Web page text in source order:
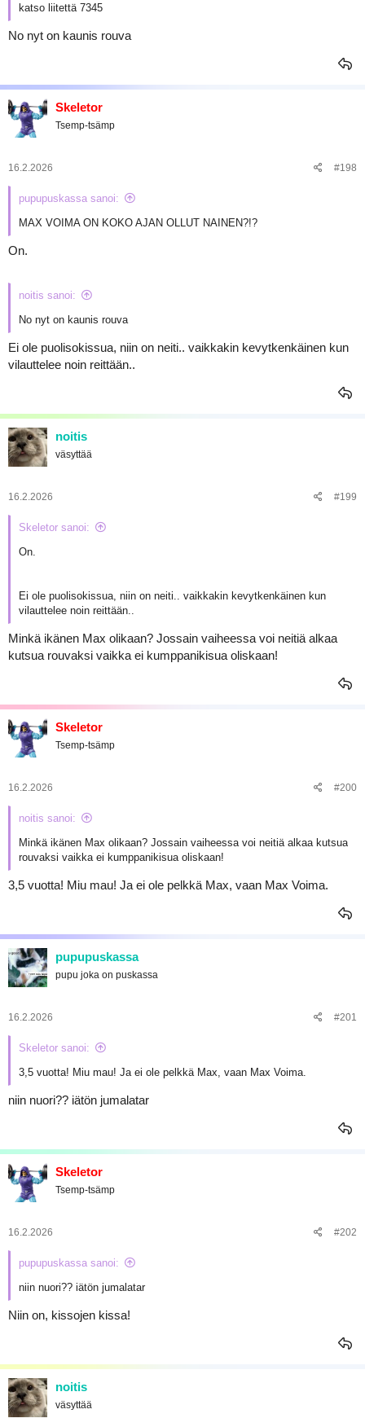
katso liitettä 7345
No nyt on kaunis rouva
Skeletor
Tsemp-tsämp
16.2.2026 #198
pupupuskassa sanoi:
MAX VOIMA ON KOKO AJAN OLLUT NAINEN?!?
On.
noitis sanoi:
No nyt on kaunis rouva
Ei ole puolisokissua, niin on neiti.. vaikkakin kevytkenkäinen kun
vilauttelee noin reittään..
noitis
väsyttää
16.2.2026 #199
Skeletor sanoi:
On.
Ei ole puolisokissua, niin on neiti.. vaikkakin kevytkenkäinen kun
vilauttelee noin reittään..
Minkä ikänen Max olikaan? Jossain vaiheessa voi neitiä alkaa
kutsua rouvaksi vaikka ei kumppanikisua oliskaan!
Skeletor
Tsemp-tsämp
16.2.2026 #200
noitis sanoi:
Minkä ikänen Max olikaan? Jossain vaiheessa voi neitiä alkaa kutsua
rouvaksi vaikka ei kumppanikisua oliskaan!
3,5 vuotta! Miu mau! Ja ei ole pelkkä Max, vaan Max Voima.
pupupuskassa
pupu joka on puskassa
16.2.2026 #201
Skeletor sanoi:
3,5 vuotta! Miu mau! Ja ei ole pelkkä Max, vaan Max Voima.
niin nuori?? iätön jumalatar
Skeletor
Tsemp-tsämp
16.2.2026 #202
pupupuskassa sanoi:
niin nuori?? iätön jumalatar
Niin on, kissojen kissa!
noitis
väsyttää